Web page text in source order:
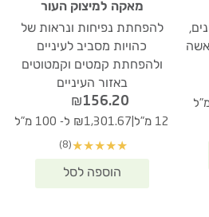
מאקה למיצוק העור
להפחתת נפיחות ונראות של
כהויות מסביב לעיניים
ולהפחתת קמטים וקמטוטים
באזור העיניים
₪156.20
12 מ"ל ₪1,301.67 ל- 100 מ"ל
★
★
★
★
★
(8)